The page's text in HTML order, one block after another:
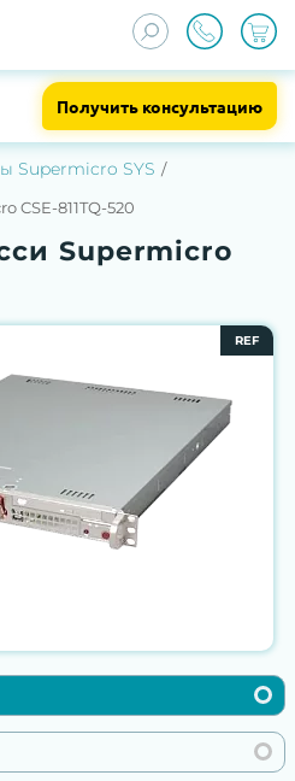
Получить консультацию
Supermicro SYS
CSE-811TQ-520
Supermicro
REF